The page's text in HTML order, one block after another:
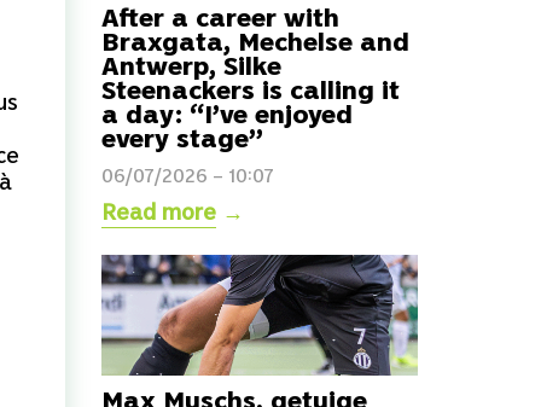
After a career with
Braxgata, Mechelse and
Antwerp, Silke
Steenackers is calling it
a day: “I’ve enjoyed
every stage”
06/07/2026 – 10:07
Read more →
Max Muschs, getuige